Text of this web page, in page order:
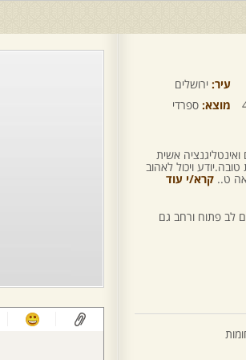
עיר: ירושלים
מוצא: ספרדי
אשית
ויכול לאהוב
ט.. קרא/י עוד
לב פתוח ורחב גם